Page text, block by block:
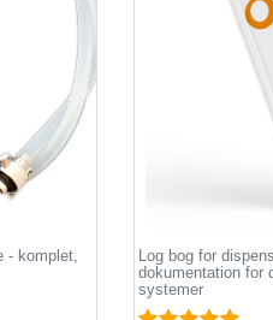
- komplet,
Log bog for
dokumentation for
systemer